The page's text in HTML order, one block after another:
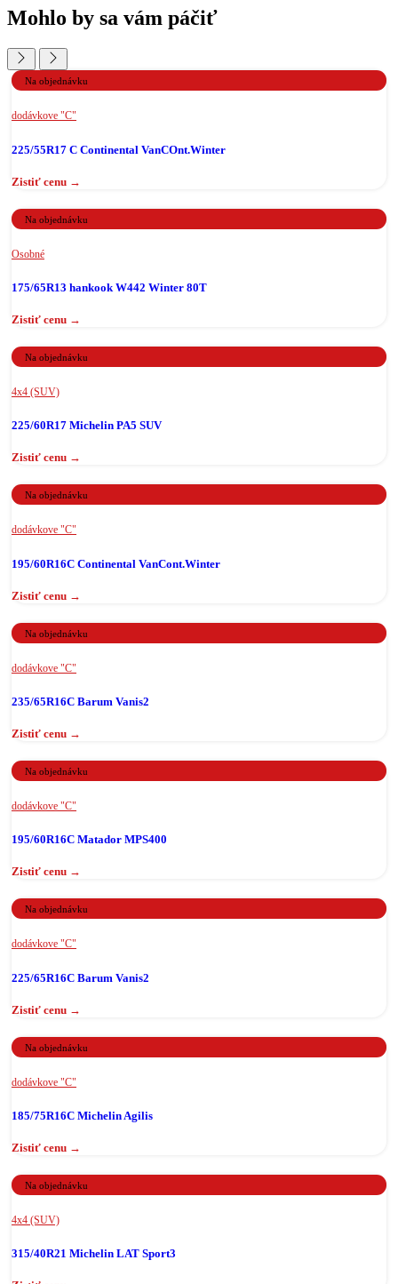
Mohlo by sa vám páčiť
Na objednávku
dodávkove "C"
225/55R17 C Continental VanCOnt.Winter
Na objednávku
Osobné
175/65R13 hankook W442 Winter 80T
Na objednávku
4x4 (SUV)
225/60R17 Michelin PA5 SUV
Na objednávku
dodávkove "C"
195/60R16C Continental VanCont.Winter
Na objednávku
dodávkove "C"
235/65R16C Barum Vanis2
Na objednávku
dodávkove "C"
195/60R16C Matador MPS400
Na objednávku
dodávkove "C"
225/65R16C Barum Vanis2
Na objednávku
dodávkove "C"
185/75R16C Michelin Agilis
Na objednávku
4x4 (SUV)
315/40R21 Michelin LAT Sport3